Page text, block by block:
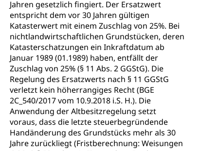
Jahren gesetzlich fingiert. Der Ersatzwert
entspricht dem vor 30 Jahren gültigen
Katasterwert mit einem Zuschlag von 25%. Bei
nichtlandwirtschaftlichen Grundstücken, deren
Katasterschatzungen ein Inkraftdatum ab
Januar 1989 (01.1989) haben, entfällt der
Zuschlag von 25% (§ 11 Abs. 2 GGStG). Die
Regelung des Ersatzwerts nach § 11 GGStG
verletzt kein höherrangiges Recht (BGE
2C_540/2017 vom 10.9.2018 i.S. H.). Die
Anwendung der Altbesitzregelung setzt
voraus, dass die letzte steuerbegründende
Handänderung des Grundstücks mehr als 30
Jahre zurückliegt (Fristberechnung: Weisungen
Früherziehung
Schuldienste
Betreuungsangebote
Schulliste
Heilpädagogische Schulen
Freiwilliger Schulsport
Hochschulen)
swissuniversities
Universität Luzern
Fachstelle Hochschulbildung
Vorschule
Kindergarten, Kinderkrippe, Krippe, Kinderhort,
Kindertagesstätte, Spielgruppe, Tagesmutter,
Freiwilliges Kindergarten Jahr
Kinderbetreuung
Freiwilliges Kindergarten Jahr
Frühe Sprachförderung
Kindergarten & Basisstufe
Frühe Förderung
Gesundheit und Soziales
Konsumentenschutz
Konsumentenrechte, Produktsicherheit,